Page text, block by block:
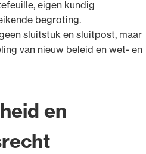
eigen kundig
begroting.
sluitstuk en sluitpost, maar
van nieuw beleid en wet- en
en